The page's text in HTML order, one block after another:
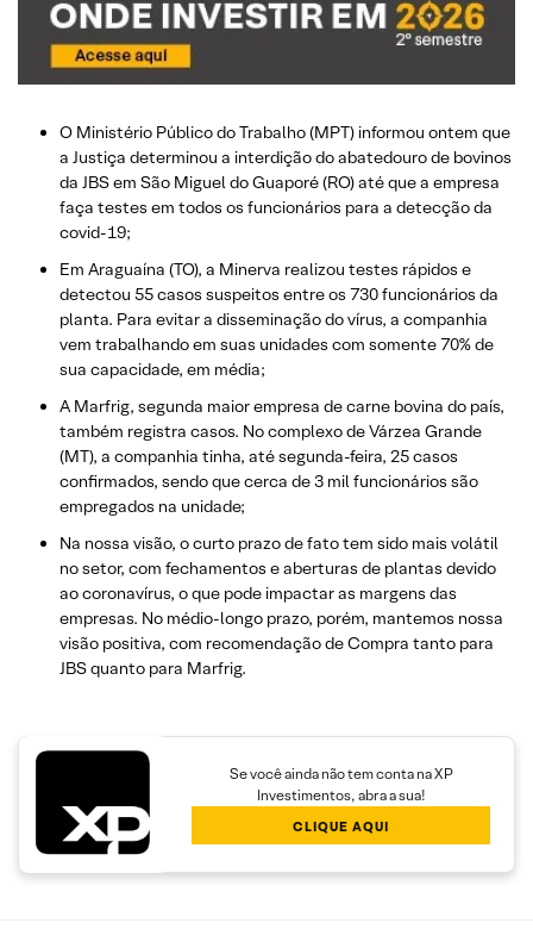
O Ministério Público do Trabalho (MPT) informou ontem que
a Justiça determinou a interdição do abatedouro de bovinos
da JBS em São Miguel do Guaporé (RO) até que a empresa
faça testes em todos os funcionários para a detecção da
covid-19;
Em Araguaína (TO), a Minerva realizou testes rápidos e
detectou 55 casos suspeitos entre os 730 funcionários da
planta. Para evitar a disseminação do vírus, a companhia
vem trabalhando em suas unidades com somente 70% de
sua capacidade, em média;
A Marfrig, segunda maior empresa de carne bovina do país,
também registra casos. No complexo de Várzea Grande
(MT), a companhia tinha, até segunda-feira, 25 casos
confirmados, sendo que cerca de 3 mil funcionários são
empregados na unidade;
Na nossa visão, o curto prazo de fato tem sido mais volátil
no setor, com fechamentos e aberturas de plantas devido
ao coronavírus, o que pode impactar as margens das
empresas. No médio-longo prazo, porém, mantemos nossa
visão positiva, com recomendação de Compra tanto para
JBS quanto para Marfrig.
Se você ainda não tem conta na XP
Investimentos, abra a sua!
CLIQUE AQUI